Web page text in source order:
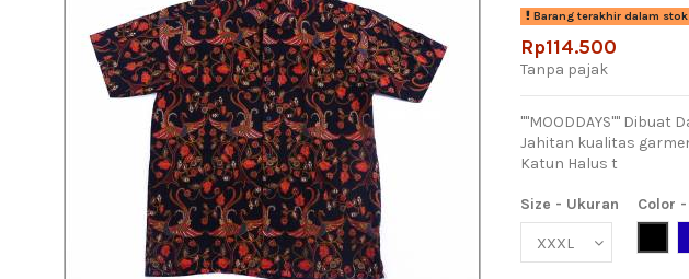
Barang terakhir dalam stok
Rp114.500
Tanpa pajak
""MOODDAYS""
Jahitan kualitas
Katun Halus t
Size - Ukuran
Color